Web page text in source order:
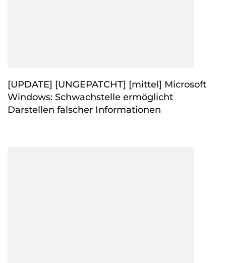
[UPDATE] [UNGEPATCHT] [mittel] Microsoft
Windows: Schwachstelle ermöglicht
Darstellen falscher Informationen